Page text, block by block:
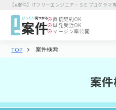
【e案件】ITフリーエンジニア・ＳＥプログラマ
直接契約OK
単発受注OK
マージン率公開
案件を探す
TOP 案件検索
案